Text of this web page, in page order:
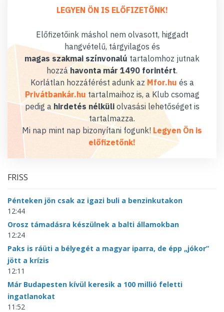
LEGYEN ÖN IS ELŐFIZETŐNK!
Előfizetőink máshol nem olvasott, higgadt
hangvételű, tárgyilagos és
magas szakmai színvonalú tartalomhoz jutnak
hozzáhavonta már 1490 forintért.
Korlátlan hozzáférést adunk az Mfor.hu és a
Privátbankár.hu tartalmaihoz is, a Klub csomag
pedig a hirdetés nélküliolvasási lehetőséget is
tartalmazza.
Mi nap mint nap bizonyítani fogunk! Legyen Ön is
előfizetőnk!
FRISS
Pénteken jön csak az igazi buli a benzinkutakon
12:44
Orosz támadásra készülnek a balti államokban
12:24
Paks is ráüti a bélyegét a magyar iparra, de épp „jókor”
jött a krízis
12:11
Már Budapesten kívül keresik a 100 millió feletti
ingatlanokat
11:52